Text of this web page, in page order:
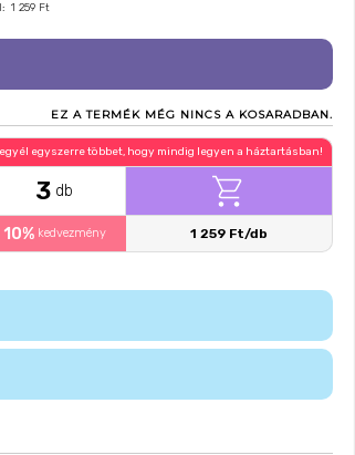
1 259 Ft
EZ A TERMÉK MÉG NINCS A KOSARADBAN.
egyszerre többet, hogy mindig legyen a háztartásban!
3 db
10% kedvezmény 1 259 Ft/db